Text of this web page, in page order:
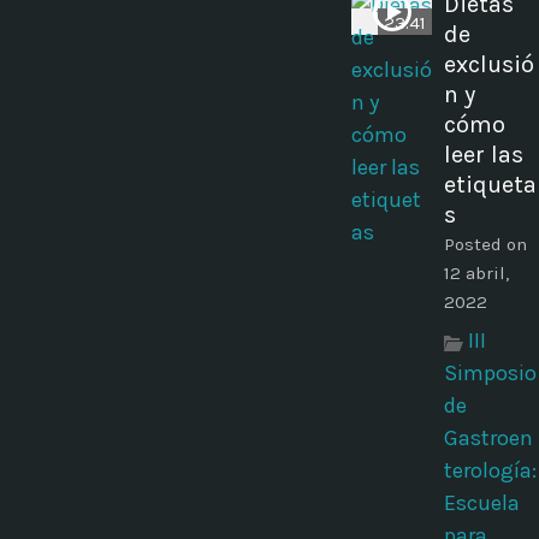
23:41
de
exclusió
n y
cómo
leer las
etiqueta
s
Posted on
12 abril,
2022
III
Simposio
de
Gastroen
terología:
Escuela